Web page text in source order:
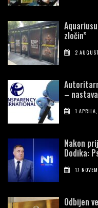
zločin”
2
–
1
Nakon
Dodika:
17
Odbijen